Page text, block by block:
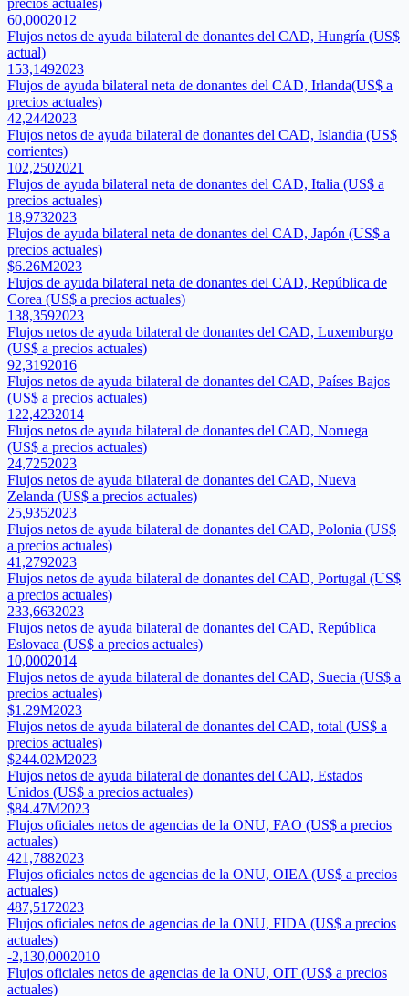
precios actuales)
60,0002012
Flujos netos de ayuda bilateral de donantes del CAD, Hungría (US$
actual)
153,1492023
Flujos de ayuda bilateral neta de donantes del CAD, Irlanda(US$ a
precios actuales)
42,2442023
Flujos netos de ayuda bilateral de donantes del CAD, Islandia (US$
corrientes)
102,2502021
Flujos de ayuda bilateral neta de donantes del CAD, Italia (US$ a
precios actuales)
18,9732023
Flujos de ayuda bilateral neta de donantes del CAD, Japón (US$ a
precios actuales)
$6.26M2023
Flujos de ayuda bilateral neta de donantes del CAD, República de
Corea (US$ a precios actuales)
138,3592023
Flujos netos de ayuda bilateral de donantes del CAD, Luxemburgo
(US$ a precios actuales)
92,3192016
Flujos netos de ayuda bilateral de donantes del CAD, Países Bajos
(US$ a precios actuales)
122,4232014
Flujos netos de ayuda bilateral de donantes del CAD, Noruega
(US$ a precios actuales)
24,7252023
Flujos netos de ayuda bilateral de donantes del CAD, Nueva
Zelanda (US$ a precios actuales)
25,9352023
Flujos netos de ayuda bilateral de donantes del CAD, Polonia (US$
a precios actuales)
41,2792023
Flujos netos de ayuda bilateral de donantes del CAD, Portugal (US$
a precios actuales)
233,6632023
Flujos netos de ayuda bilateral de donantes del CAD, República
Eslovaca (US$ a precios actuales)
10,0002014
Flujos netos de ayuda bilateral de donantes del CAD, Suecia (US$ a
precios actuales)
$1.29M2023
Flujos netos de ayuda bilateral de donantes del CAD, total (US$ a
precios actuales)
$244.02M2023
Flujos netos de ayuda bilateral de donantes del CAD, Estados
Unidos (US$ a precios actuales)
$84.47M2023
Flujos oficiales netos de agencias de la ONU, FAO (US$ a precios
actuales)
421,7882023
Flujos oficiales netos de agencias de la ONU, OIEA (US$ a precios
actuales)
487,5172023
Flujos oficiales netos de agencias de la ONU, FIDA (US$ a precios
actuales)
-2,130,0002010
Flujos oficiales netos de agencias de la ONU, OIT (US$ a precios
actuales)